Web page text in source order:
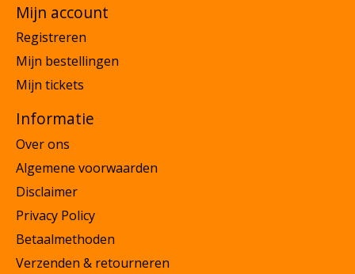
Mijn account
Registreren
Mijn bestellingen
Mijn tickets
Informatie
Over ons
Algemene voorwaarden
Disclaimer
Privacy Policy
Betaalmethoden
Verzenden & retourneren